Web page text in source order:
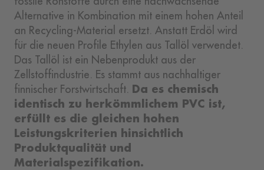
Alternative in Kombination mit einem hohen Anteil
an Recycling-Material ersetzt. Anstatt Erdöl wird
für die neuen Profile Ethylen aus Tallöl verwendet.
Das Tallöl ist ein Nebenprodukt aus der
Zellstoffindustrie. Es stammt aus nachhaltiger
finnischer Forstwirtschaft. Da es chemisch
identisch zu herkömmlichem PVC ist,
erfüllt es die gleichen hohen
Leistungskriterien hinsichtlich
Produktqualität und
Materialspezifikation.